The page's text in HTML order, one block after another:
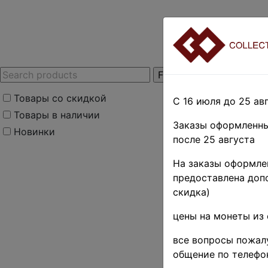
Товары со скидкой
Товары в наличии
Новинки
Home
монеты» Asia»
Поиск в категории
Поиск в
Выберите файл
С 16 июля до 25
Заказы
после 25 августа
На заказы
предоставлена
скидка)
цены на монеты из
все вопросы
общение по